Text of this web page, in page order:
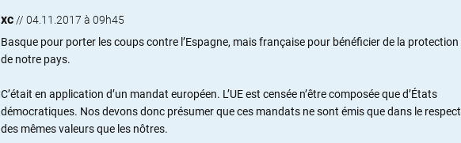
xc // 04.11.2017 à 09h45
Basque pour porter les coups contre l’Espagne, mais française pour bénéficier de la protection
de notre pays.
C’était en application d’un mandat européen. L’UE est censée n’être composée que d’États
démocratiques. Nos devons donc présumer que ces mandats ne sont émis que dans le respect
des mêmes valeurs que les nôtres.